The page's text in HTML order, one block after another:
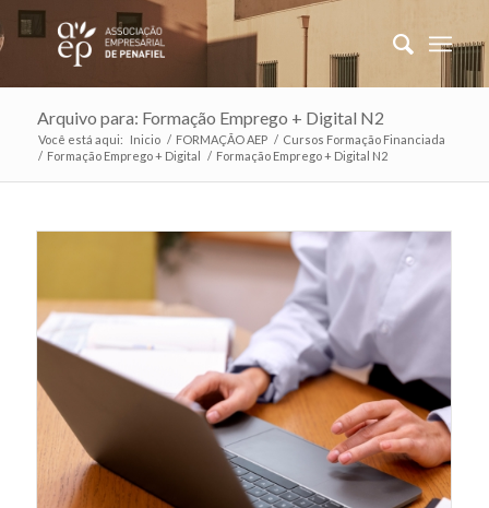
Arquivo para: Formação Emprego + Digital N2
Você está aqui: Inicio / FORMAÇÃO AEP / Cursos Formação Financiada
/ Formação Emprego + Digital / Formação Emprego + Digital N2